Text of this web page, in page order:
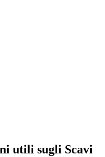
utili sugli Scavi